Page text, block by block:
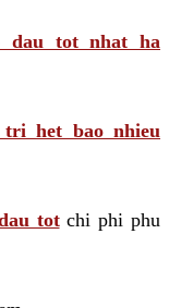
dau tot nhat ha
het bao nhieu
totchi phi phu